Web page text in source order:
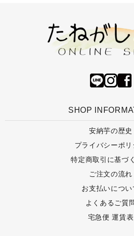
SHOP
安納芋の歴史
プライバシーポリ
特定商取引に基づ
ご注文の流れ
お支払いについ
よくあるご質
宅急便 運賃表